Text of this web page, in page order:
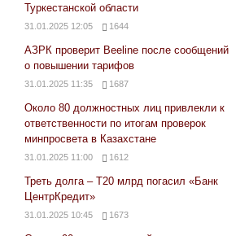
Туркестанской области
31.01.2025 12:05 1644
АЗРК проверит Beeline после сообщений
о повышении тарифов
31.01.2025 11:35 1687
Около 80 должностных лиц привлекли к
ответственности по итогам проверок
минпросвета в Казахстане
31.01.2025 11:00 1612
Треть долга – Т20 млрд погасил «Банк
ЦентрКредит»
31.01.2025 10:45 1673